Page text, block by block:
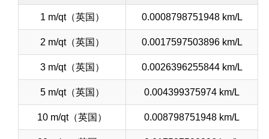
1 m/qt（英国） 0.0008798751948 km/L
2 m/qt（英国） 0.0017597503896 km/L
3 m/qt（英国） 0.0026396255844 km/L
5 m/qt（英国） 0.004399375974 km/L
10 m/qt（英国） 0.008798751948 km/L